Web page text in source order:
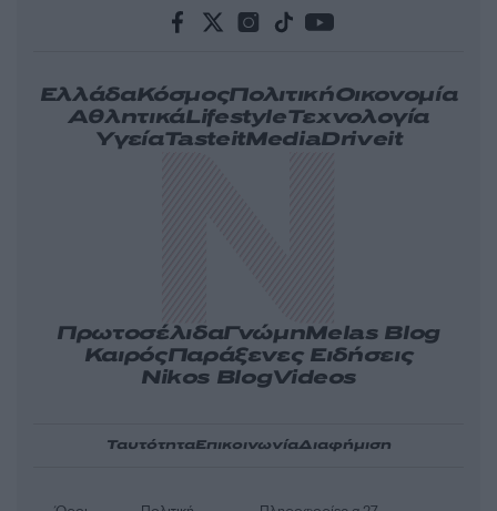
ΕλλάδαΚόσμοςΠολιτικήΟικονομία
ΑθλητικάLifestyleΤεχνολογία
ΥγείαTasteitMediaDriveit
ΠρωτοσέλιδαΓνώμηMelas Blog
ΚαιρόςΠαράξενες Ειδήσεις
Nikos BlogVideos
ΤαυτότηταΕπικοινωνίαΔιαφήμιση